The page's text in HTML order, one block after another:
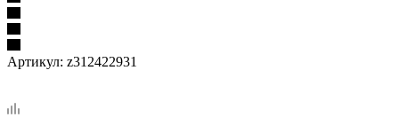
Артикул: z312422931